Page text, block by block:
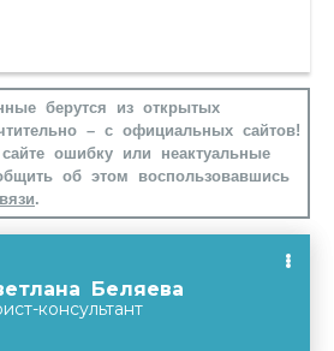
берутся из открытых
– с официальных сайтов!
ошибку или неактуальные
об этом воспользовавшись
.